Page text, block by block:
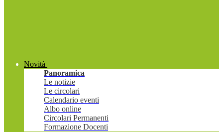
Novità
Panoramica
Le notizie
Le circolari
Calendario eventi
Albo online
Circolari Permanenti
Formazione Docenti